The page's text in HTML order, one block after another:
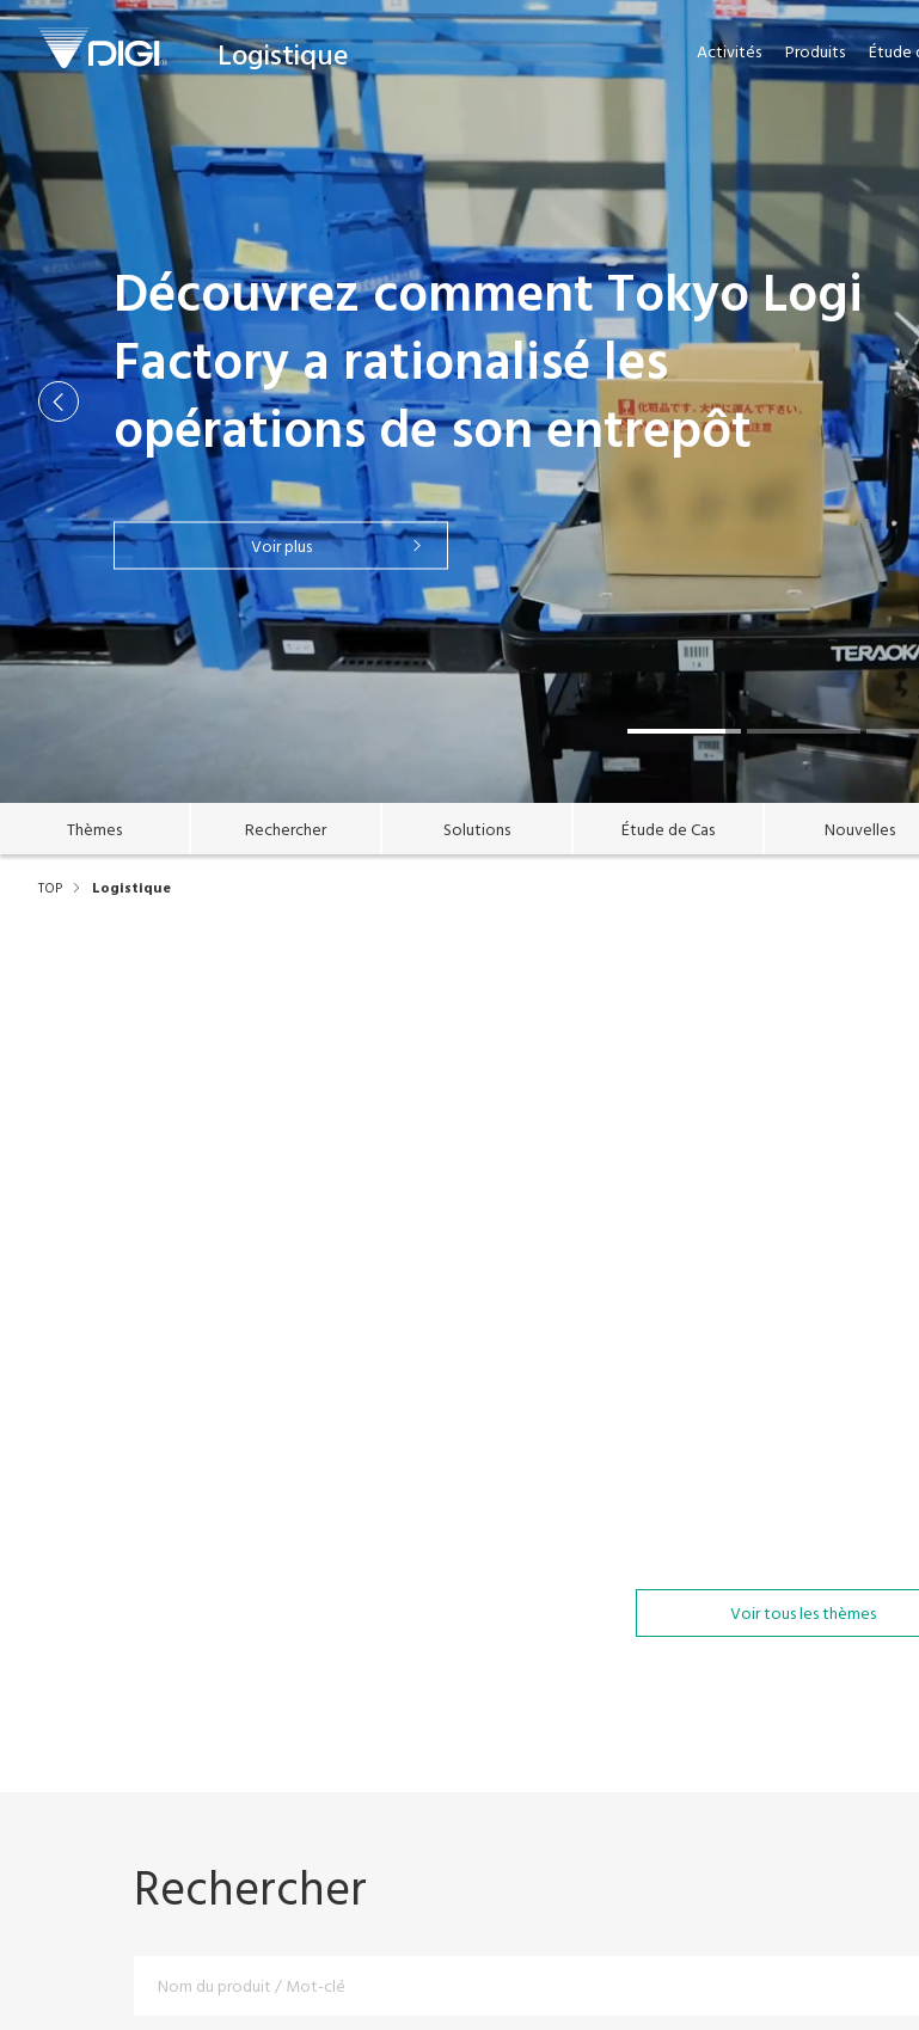
Logistique Activités Produits Étude
Mitsubishi Shokuhin stoppe les
erreurs de préparation grâce à la
Solution DX
Voir plus
Thèmes Rechercher Solutions Étude de Cas Nouvelles
TOP Logistique
Voir tous les thèmes
Rechercher